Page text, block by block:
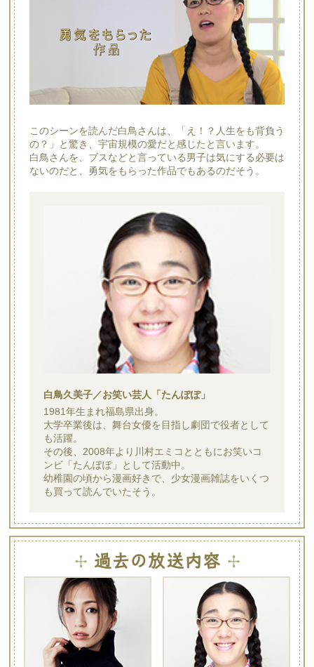
このシーンを読んだ白鳥さんは、「え！？人生をも背負う
の？」と驚き、宇宙規模の愛だと感じたと言います。
白鳥さんを、ブスなどと言っている男子は気にする必要は
ないのだと、勇気をもらった作品でもあるのだそう。
白鳥久美子／お笑い芸人「たんぽぽ」
1981年生まれ福島県出身。
大学卒業後は、舞台女優を目指し劇団で役者として
も活躍。
その後、2008年より川村エミコとともにお笑いコ
ンビ「たんぽぽ」として活動中。
幼稚園の頃から漫画好きで、少女漫画雑誌をいくつ
も買って読んでいたそう。